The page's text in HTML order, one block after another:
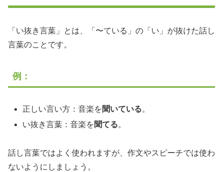
「い抜き言葉」とは、「〜ている」の「い」が抜けた話し
言葉のことです。
例：
正しい言い方：音楽を聞いている。
い抜き言葉：音楽を聞てる。
話し言葉ではよく使われますが、作文やスピーチでは使わ
ないようにしましょう。